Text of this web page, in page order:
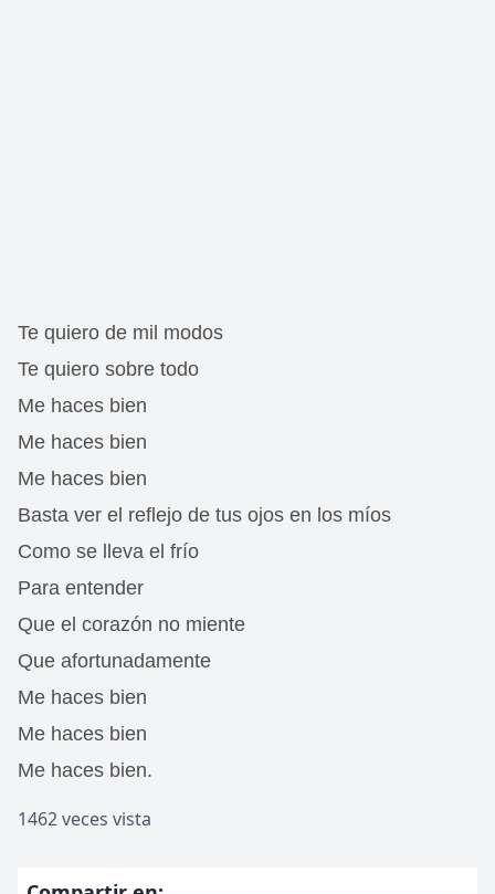
Te quiero de mil modos
Te quiero sobre todo
Me haces bien
Me haces bien
Me haces bien
Basta ver el reflejo de tus ojos en los míos
Como se lleva el frío
Para entender
Que el corazón no miente
Que afortunadamente
Me haces bien
Me haces bien
Me haces bien.
1462 veces vista